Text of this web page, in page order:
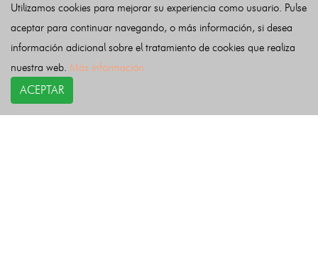
Últimas noticias
Utilizamos cookies para mejorar su experiencia como usuario. Pulse
aceptar para continuar navegando, o más información, si desea
información adicional sobre el tratamiento de cookies que realiza
nuestra web. Más información
ACEPTAR